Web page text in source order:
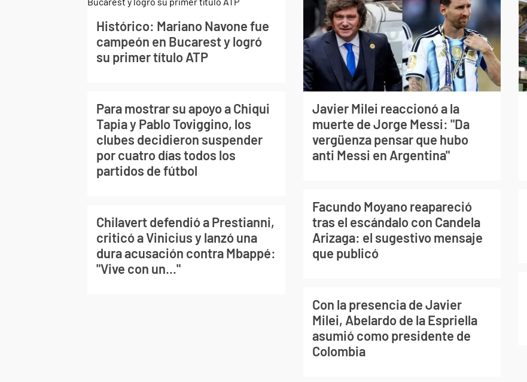
Histórico: Mariano Navone fue
campeón en Bucarest y logró
su primer título ATP
Para mostrar su apoyo a Chiqui
Tapia y Pablo Toviggino, los
clubes decidieron suspender
por cuatro días todos los
partidos de fútbol
Chilavert defendió a Prestianni,
criticó a Vinicius y lanzó una
dura acusación contra Mbappé:
"Vive con un..."
Javier Milei reaccionó a la
muerte de Jorge Messi: "Da
vergüenza pensar que hubo
anti Messi en Argentina"
Facundo Moyano reapareció
tras el escándalo con Candela
Arizaga: el sugestivo mensaje
que publicó
Con la presencia de Javier
Milei, Abelardo de la Espriella
asumió como presidente de
Colombia